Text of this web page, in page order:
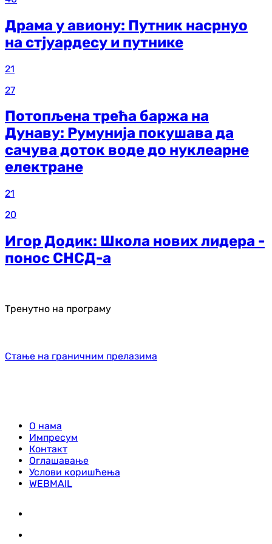
Драма у авиону: Путник насрнуо
на стјуардесу и путнике
21
27
Потопљена трећа баржа на
Дунаву: Румунија покушава да
сачува доток воде до нуклеарне
електране
21
20
Игор Додик: Школа нових лидера -
понос СНСД-а
Тренутно на програму
Стање на граничним прелазима
О нама
Импресум
Контакт
Оглашавање
Услови коришћења
WEBMAIL